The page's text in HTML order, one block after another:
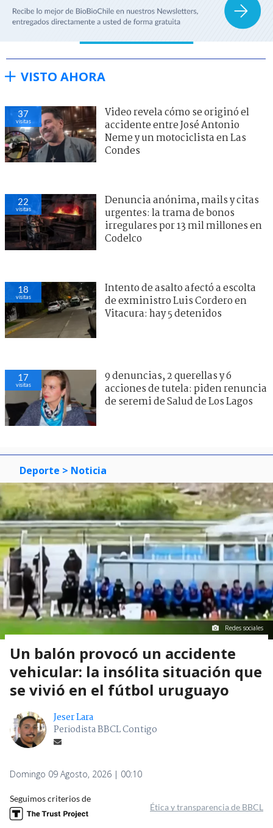
VISTO AHORA
37
visitas
Video revela cómo se originó el
accidente entre José Antonio
Neme y un motociclista en Las
Condes
22
visitas
Denuncia anónima, mails y citas
urgentes: la trama de bonos
irregulares por 13 mil millones en
Codelco
18
visitas
Intento de asalto afectó a escolta
de exministro Luis Cordero en
Vitacura: hay 5 detenidos
17
visitas
9 denuncias, 2 querellas y 6
acciones de tutela: piden renuncia
de seremi de Salud de Los Lagos
Deporte > Noticia
Redes sociales
Un balón provocó un accidente
vehicular: la insólita situación que
se vivió en el fútbol uruguayo
Jeser Lara
Periodista BBCL Contigo
Domingo 09 Agosto, 2026 | 00:10
Seguimos criterios de
Ética y transparencia de BBCL